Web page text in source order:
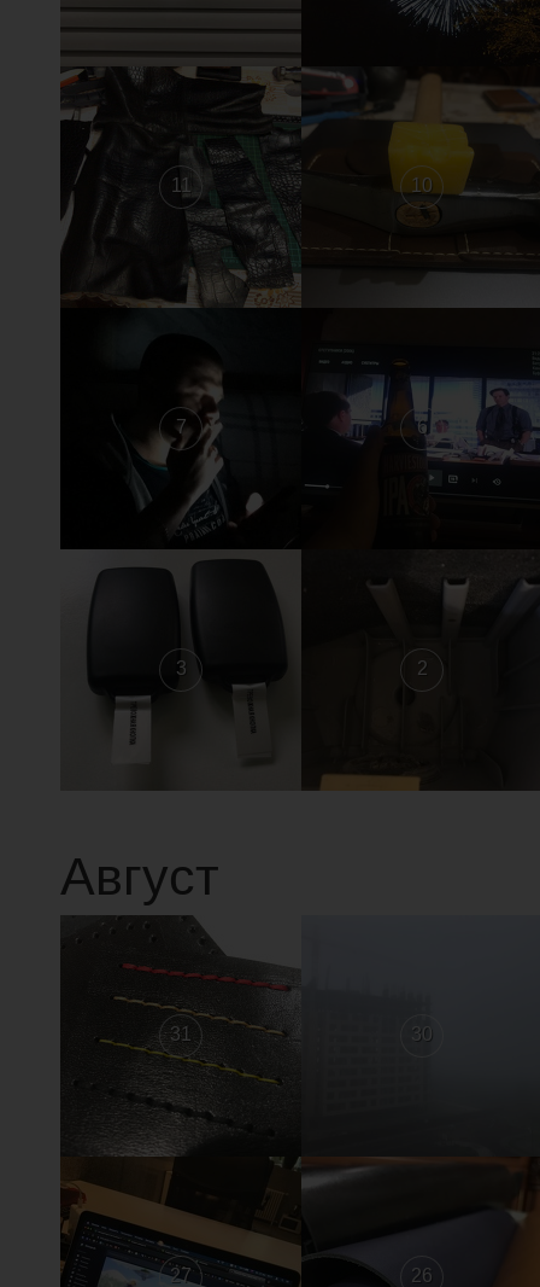
11 10
7 6
3 2
Август
31 30
27 26